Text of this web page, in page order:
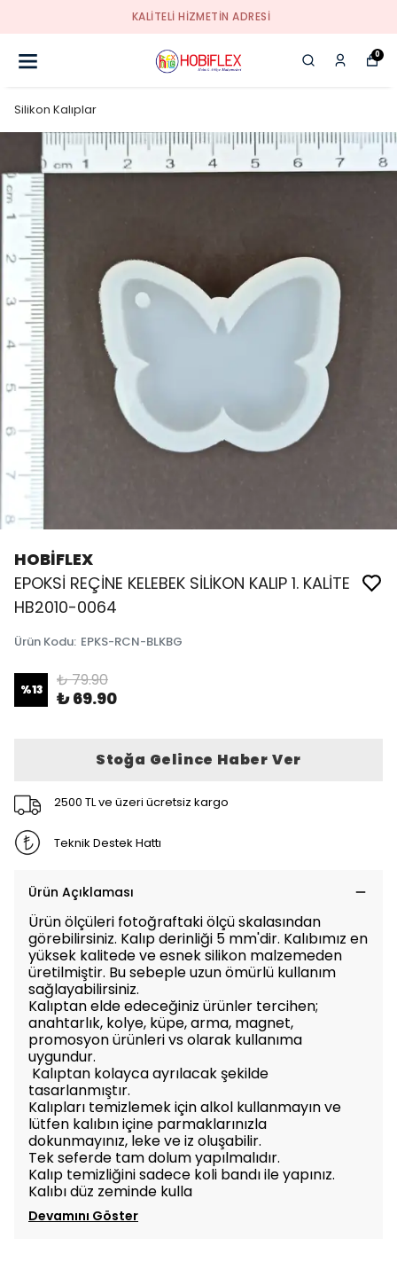
KALİTELİ HİZMETİN ADRESİ
0
Silikon Kalıplar
HOBİFLEX
EPOKSİ REÇİNE KELEBEK SİLİKON KALIP 1. KALİTE
HB2010-0064
Ürün Kodu: EPKS-RCN-BLKBG
%13 ₺ 79.90
₺ 69.90
Stoğa Gelince Haber Ver
2500 TL ve üzeri ücretsiz kargo
Teknik Destek Hattı
Ürün Açıklaması
Ürün ölçüleri fotoğraftaki ölçü skalasından
görebilirsiniz. Kalıp derinliği 5 mm'dir. Kalıbımız en
yüksek kalitede ve esnek silikon malzemeden
üretilmiştir. Bu sebeple uzun ömürlü kullanım
sağlayabilirsiniz.
Kalıptan elde edeceğiniz ürünler tercihen;
anahtarlık, kolye, küpe, arma, magnet,
promosyon ürünleri vs olarak kullanıma
uygundur.
Kalıptan kolayca ayrılacak şekilde
tasarlanmıştır.
Kalıpları temizlemek için alkol kullanmayın ve
lütfen kalıbın içine parmaklarınızla
dokunmayınız, leke ve iz oluşabilir.
Tek seferde tam dolum yapılmalıdır.
Kalıp temizliğini sadece koli bandı ile yapınız.
Kalıbı düz zeminde kulla
Devamını Göster